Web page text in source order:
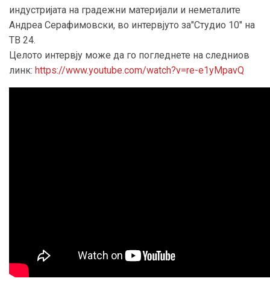
индустријата на градежни материјали и неметалите
Андреа Серафимовски, во интервјуто за"Студио 10" на
ТВ 24.
Целото интервју може да го погледнете на следниов
линк: https://www.youtube.com/watch?v=re-e1yMpavQ